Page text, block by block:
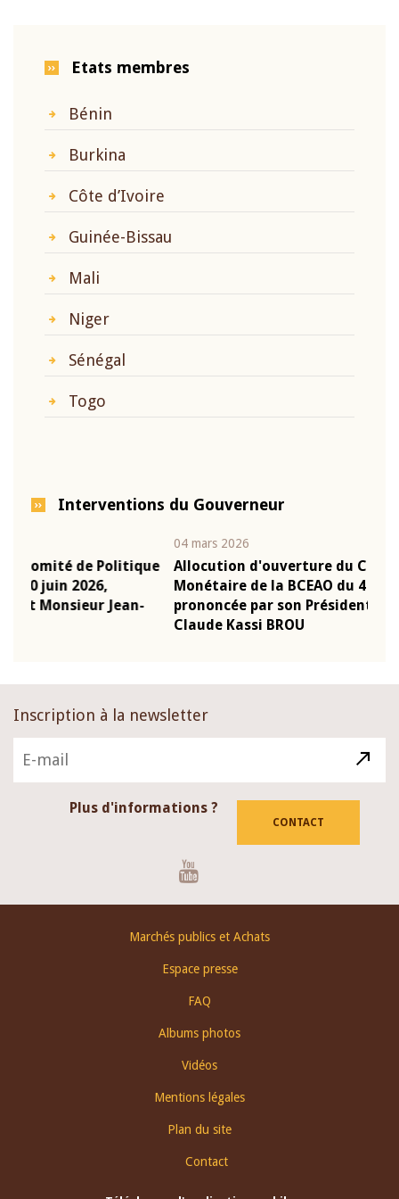
Etats membres
Bénin
Burkina
Côte d’Ivoire
Guinée-Bissau
Mali
Niger
Sénégal
Togo
Interventions du Gouverneur
Allocution d'ouverture du Comité de Politique
Monétaire de la BCEAO du 4 mars 2026,
prononcée par son Président Monsieur Jean-
Inscription à la newsletter
Plus d'informations ?
CONTACT
Marchés publics et Achats
Espace presse
FAQ
Albums photos
Vidéos
Mentions légales
Plan du site
Contact